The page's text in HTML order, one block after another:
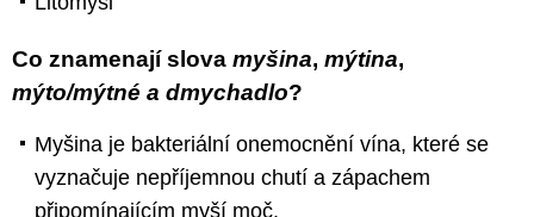
Co znamenají slova myšina, mýtina,
mýto/mýtné a dmychadlo?
Myšina je bakteriální onemocnění vína, které se
vyznačuje nepříjemnou chutí a zápachem
připomínajícím myší moč.